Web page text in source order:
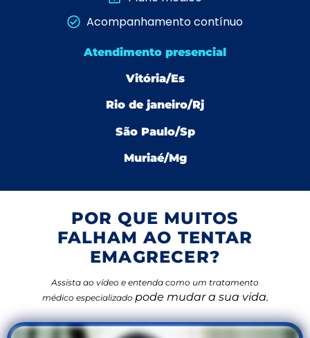
Acompanhamento contínuo
Atendimento presencial
Vitória/Es
Rio de janeiro/Rj
São Paulo/Sp
Muriaé/Mg
POR QUE MUITOS
FALHAMAO TENTAR
EMAGRECER?
Assista ao vídeo e entenda como um tratamento
médico especializado pode mudar a sua vida.